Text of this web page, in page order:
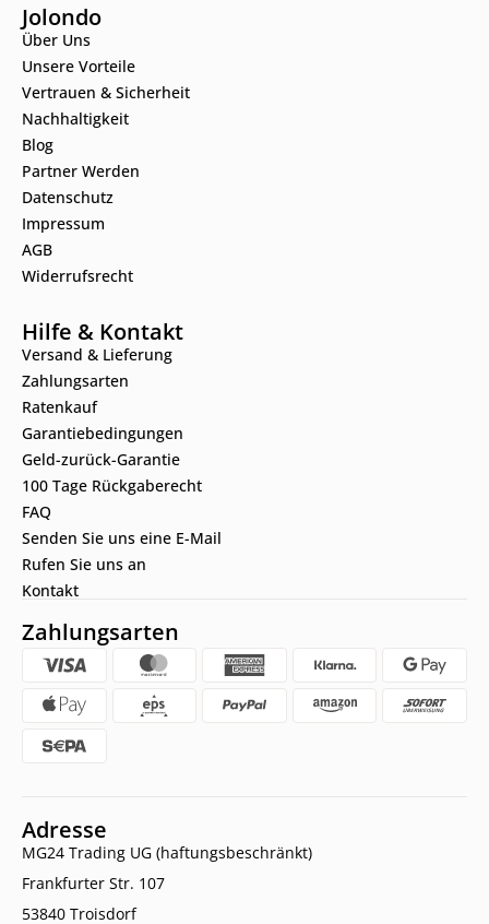
Jolondo
Über Uns
Unsere Vorteile
Vertrauen & Sicherheit
Nachhaltigkeit
Blog
Partner Werden
Datenschutz
Impressum
AGB
Widerrufsrecht
Hilfe & Kontakt
Versand & Lieferung
Zahlungsarten
Ratenkauf
Garantiebedingungen
Geld-zurück-Garantie
100 Tage Rückgaberecht
FAQ
Senden Sie uns eine E-Mail
Rufen Sie uns an
Kontakt
Zahlungsarten
Adresse
MG24 Trading UG (haftungsbeschränkt)
Frankfurter Str. 107
53840 Troisdorf